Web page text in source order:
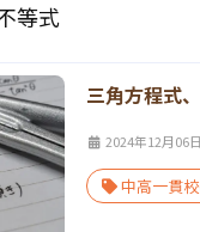
等式
三角方程式
2024年12月06日
中高一貫